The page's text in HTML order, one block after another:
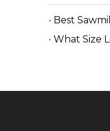
Best
What Size